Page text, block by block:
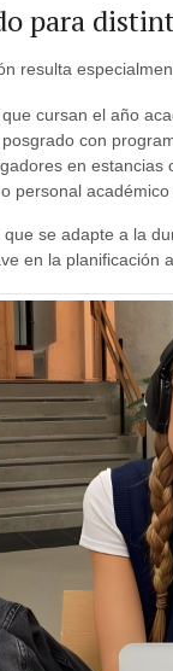
para
resulta
cursan el año
con
en estancias
personal
se adapte a la
en la planificación